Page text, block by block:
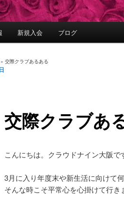
新規入会 ブログ
» 交際クラブあるある
交際クラブあ
こんにちは。クラウドナイン大阪で
3月に入り年度末や新生活に向けて
そんな時こそ平常心を心掛けて行き